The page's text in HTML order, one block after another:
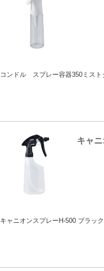
コンドル スプレー容器350ミスト
キャ
キャニオンスプレーH-500 ブラック